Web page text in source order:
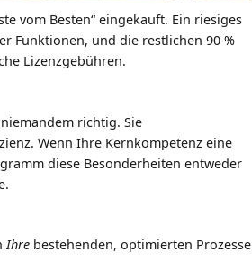
vom Besten“ eingekauft. Ein riesiges
Funktionen, und die restlichen 90 %
Lizenzgebühren.
richtig. Sie
Wenn Ihre Kernkompetenz eine
diese Besonderheiten entweder
Ihre bestehenden, optimierten Prozesse